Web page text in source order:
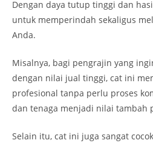
Dengan daya tutup tinggi dan
untuk memperindah sekaligus
Anda.
Misalnya, bagi pengrajin yang
dengan nilai jual tinggi, cat ini
profesional tanpa perlu proses
dan tenaga menjadi nilai tambah
Selain itu, cat ini juga sangat